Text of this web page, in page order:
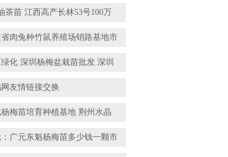
茶苗 江西高产长林53号100万
肉兔种竹鼠养殖场销路基地市
化 深圳杨梅盆栽苗批发.深圳
友情链接交换
梅苗培育种植基地 荆州水晶
：广元东魁杨梅苗多少钱一颗市